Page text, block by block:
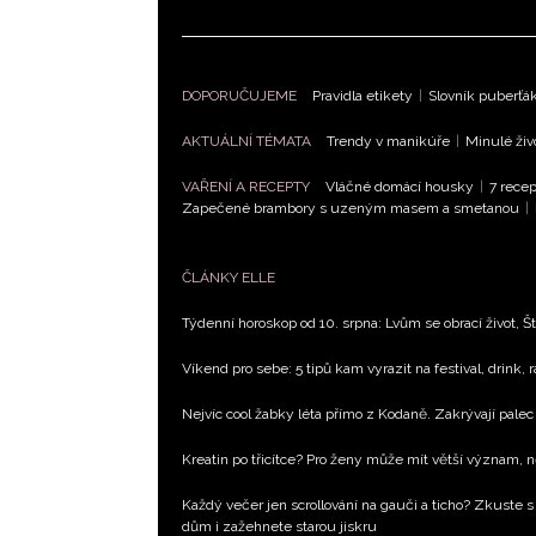
DOPORUČUJEME Pravidla etikety | Slovník
AKTUÁLNÍ TÉMATA Trendy v manikúře | Minulé
VAŘENÍ A RECEPTY Vláčné domácí housky | 7
Zapečené brambory s uzeným masem a smetanou |
ČLÁNKY ELLE
Týdenní horoskop od 10. srpna: Lvům se obrací život,
Víkend pro sebe: 5 tipů kam vyrazit na festival, drink,
Nejvíc cool žabky léta přímo z Kodaně. Zakrývají
Kreatin po třicítce? Pro ženy může mít větší význam,
Každý večer jen scrollování na gauči a ticho?
dům i zažehnete starou jiskru